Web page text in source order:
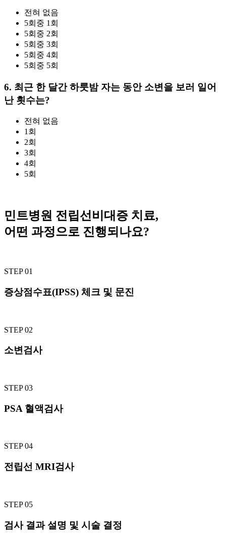
전혀 없음
5회중 1회
5회중 2회
5회중 3회
5회중 4회
5회중 5회
6. 최근 한 달간 하룻밤 자는 동안 소변을 보러 일어
난 횟수는?
전혀 없음
1회
2회
3회
4회
5회
민트병원 전립선비대증 치료,
어떤 과정으로 진행되나요?
STEP 01
증상점수표(IPSS) 체크 및 문진
STEP 02
소변검사
STEP 03
PSA 혈액검사
STEP 04
전립선 MRI검사
STEP 05
검사 결과 설명 및 시술 결정